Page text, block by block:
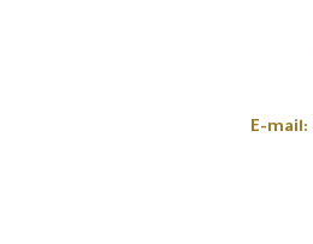
E-mail: